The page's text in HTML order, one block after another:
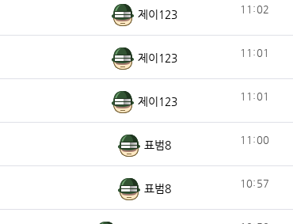
제이123 11:02
제이123 11:01
제이123 11:01
표범8 11:00
표범8 10:57